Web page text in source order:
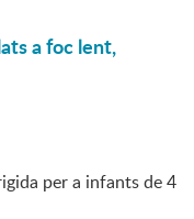
a foc lent,
per a infants de 4